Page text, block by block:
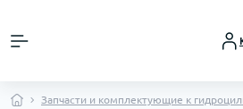
Запчасти и комплектующие к